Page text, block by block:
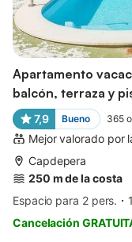
Apartamento
balcón, terraza y
7,9 Bueno 365
Mejor valorado por
Capdepera
250 m de la costa
Espacio para 2 pers.
Cancelación